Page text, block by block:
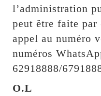
l’administration
peut être faite
appel au numéro
numéros
62918888/
O.L